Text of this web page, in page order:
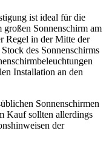
ist ideal für die
großen Sonnenschirm am
Regel in der Mitte der
des Sonnenschirms
Installation an den
Sonnenschirmen
Kauf sollten allerdings
der